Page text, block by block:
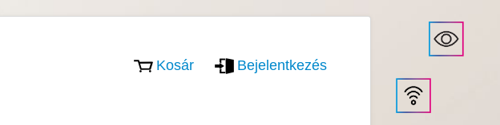
Kosár Bejelentkezés